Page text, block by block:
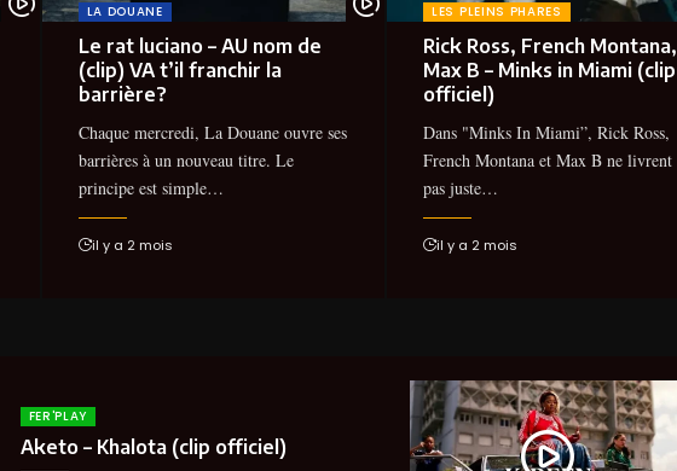
LA DOUANE
Le rat luciano – AU nom de
(clip) VA t’il franchir la
barrière?
Chaque mercredi, La Douane ouvre ses
barrières à un nouveau titre. Le
principe est simple…
il y a 2 mois
LES PLEINS PHARES
Rick Ross, French Montana,
Max B – Minks in Miami (clip
officiel)
Dans "Minks In Miami”, Rick Ross,
French Montana et Max B ne livrent
pas juste…
il y a 2 mois
FER'PLAY
Aketo – Khalota (clip officiel)